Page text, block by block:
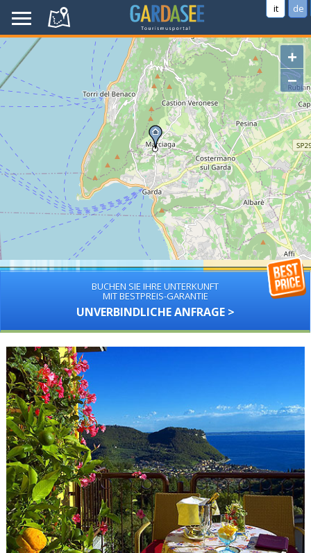
it de
+
−
BUCHEN SIE IHRE UNTERKUNFT
MIT BESTPREIS-GARANTIE
UNVERBINDLICHE ANFRAGE >